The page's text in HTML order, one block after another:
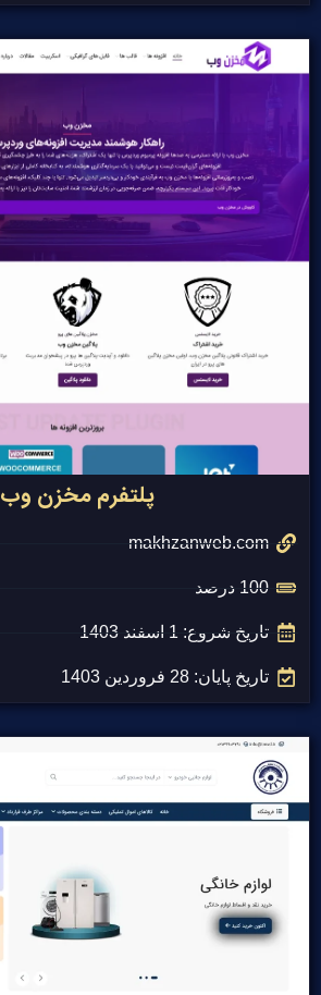
پلتفرم مخزن وب
makhzanweb.com
100 درصد
تاریخ شروع: 1 اسفند 1403
تاریخ پایان: 28 فروردین 1403